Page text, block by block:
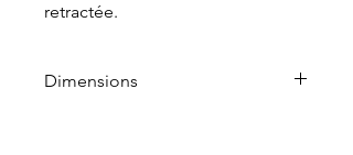
retractée.
Dimensions